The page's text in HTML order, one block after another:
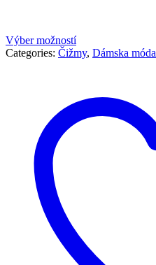
Výber možností
Categories: Čižmy, Dámska móda